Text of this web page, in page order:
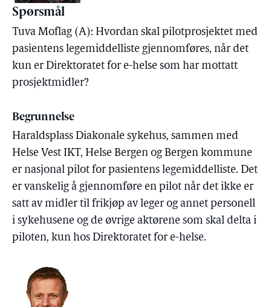
Spørsmål
Tuva Moflag (A): Hvordan skal pilotprosjektet med
pasientens legemiddelliste gjennomføres, når det
kun er Direktoratet for e-helse som har mottatt
prosjektmidler?
Begrunnelse
Haraldsplass Diakonale sykehus, sammen med
Helse Vest IKT, Helse Bergen og Bergen kommune
er nasjonal pilot for pasientens legemiddelliste. Det
er vanskelig å gjennomføre en pilot når det ikke er
satt av midler til frikjøp av leger og annet personell
i sykehusene og de øvrige aktørene som skal delta i
piloten, kun hos Direktoratet for e-helse.